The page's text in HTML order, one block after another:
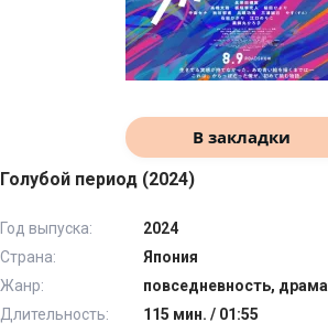
В закладки
Голубой период (2024)
Год выпуска:
2024
Страна:
Япония
Жанр:
повседневность, драма
Длительность:
115 мин. / 01:55